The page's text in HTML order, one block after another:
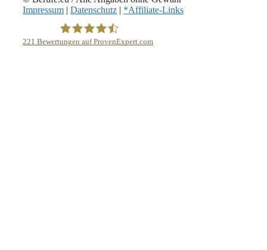
Impressum | Datenschutz | *Affiliate-Links
221 Bewertungen auf ProvenExpert.com